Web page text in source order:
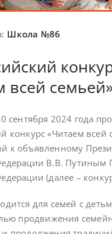
Школа №86
всей
сентября 2024 года
конкурс «Читаем всей
к объявленному
В.В. Путиным
(далее –
для семей с
продвижения